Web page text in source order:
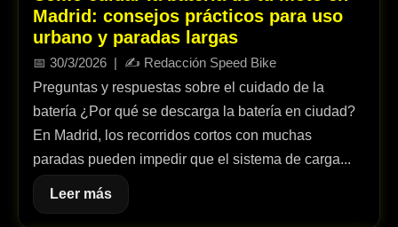
Madrid: consejos prácticos para uso
urbano y paradas largas
📅 30/3/2026 | ✍️ Redacción Speed Bike
Preguntas y respuestas sobre el cuidado de la
batería ¿Por qué se descarga la batería en ciudad?
En Madrid, los recorridos cortos con muchas
paradas pueden impedir que el sistema de carga...
Leer más